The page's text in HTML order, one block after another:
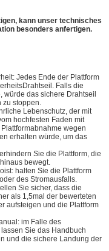
kann unser technisches
besonders anfertigen.
Jedes Ende der Plattform
Falls die
würde das sichere Drahtseil
zu stoppen.
Lebenschutz, der mit
hochfesten Faden mit
wegen
erhalten würde, um das
Sie die Plattform, die
bewegt.
halten Sie die Plattform
des Stromausfalls.
Sie sicher, dass die
als 1,5mal der bewerteten
aufsteigen und die Plattform
im Falle des
Sie das Handbuch
und die sichere Landung der